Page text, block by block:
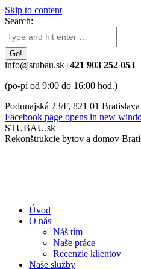
Skip to content
Search:
info@stubau.sk+421 903 252 053
(po-pi od 9:00 do 16:00 hod.)
Podunajská 23/F, 821 01 Bratislava
Facebook page opens in new
STUBAU.sk
Rekonštrukcie bytov a domov
Úvod
O nás
Náš tím
Naše práce
Recenzie klientov
Naše služby